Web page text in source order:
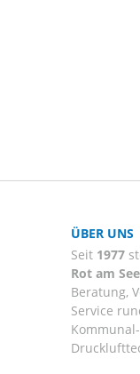
ÜBER UNS
Seit 1977
Rot am
Beratung,
Service